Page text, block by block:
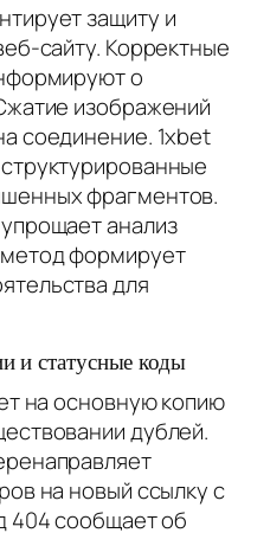
защиту и
сайту. Корректные
о
изображений
соединение. 1xbet
фрагментов.
анализ
формирует
для
и статусные коды
на основную копию
дублей.
на новый ссылку с
404 сообщает об